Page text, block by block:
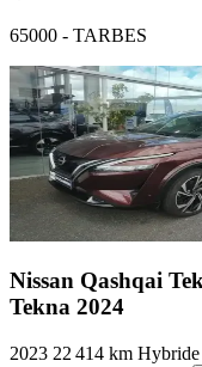
65000 - TARBES
Nissan Qashqai
Tekna 2024
2023 22 414 km Hybride